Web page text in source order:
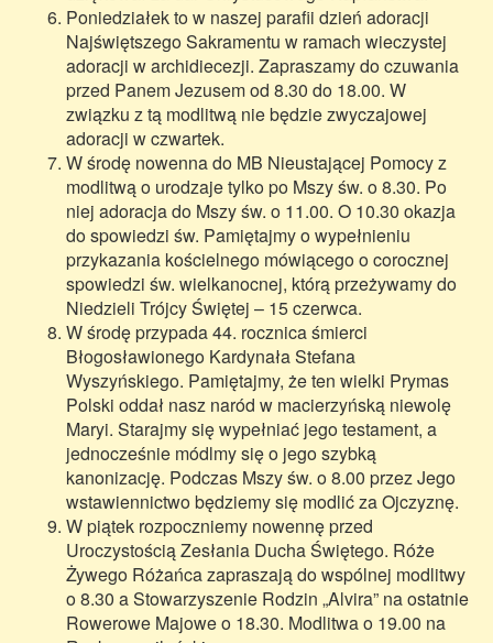
Poniedziałek to w naszej parafii dzień adoracji
Najświętszego Sakramentu w ramach wieczystej
adoracji w archidiecezji. Zapraszamy do czuwania
przed Panem Jezusem od 8.30 do 18.00. W
związku z tą modlitwą nie będzie zwyczajowej
adoracji w czwartek.
W środę nowenna do MB Nieustającej Pomocy z
modlitwą o urodzaje tylko po Mszy św. o 8.30. Po
niej adoracja do Mszy św. o 11.00. O 10.30 okazja
do spowiedzi św. Pamiętajmy o wypełnieniu
przykazania kościelnego mówiącego o corocznej
spowiedzi św. wielkanocnej, którą przeżywamy do
Niedzieli Trójcy Świętej – 15 czerwca.
W środę przypada 44. rocznica śmierci
Błogosławionego Kardynała Stefana
Wyszyńskiego. Pamiętajmy, że ten wielki Prymas
Polski oddał nasz naród w macierzyńską niewolę
Maryi. Starajmy się wypełniać jego testament, a
jednocześnie módlmy się o jego szybką
kanonizację. Podczas Mszy św. o 8.00 przez Jego
wstawiennictwo będziemy się modlić za Ojczyznę.
W piątek rozpoczniemy nowennę przed
Uroczystością Zesłania Ducha Świętego. Róże
Żywego Różańca zapraszają do wspólnej modlitwy
o 8.30 a Stowarzyszenie Rodzin „Alvira” na ostatnie
Rowerowe Majowe o 18.30. Modlitwa o 19.00 na